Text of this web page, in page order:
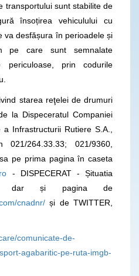
transportului sunt stabilite de
însoțirea vehiculului cu
va desfășura în perioadele și
pe care sunt semnalate
periculoase, prin codurile
starea reţelei de drumuri
la Dispeceratul Companiei
Infrastructurii Rutiere S.A.,
264.33.33; 021/9360,
pe prima pagina în caseta
- DISPECERAT - Șituatia
dar și pagina de
cnadnr/și de TWITTER,
comunicate-de-
agabaritic-pe-ruta-imgb-